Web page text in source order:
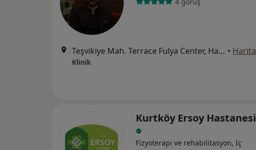
Teşvikiye Mah. Terrace Fulya Center, Hakkı Yeten Cd., İstanbul • Harita
Klinik
Kurtköy Ersoy Hastanesi
Fizyoterapi ve rehabilitasyon, İç